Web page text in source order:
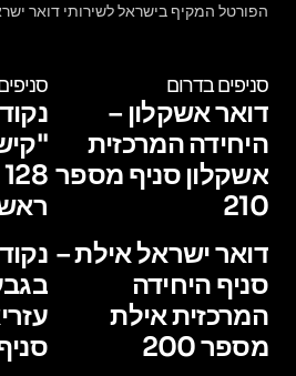
הפורטל המקיף בישראל לשירותי דואר
סניפים בדרום
דואר אשקלון –
היחידה המרכזית
אשקלון סניף מספר
210
דואר ישראל אילת –
סניף היחידה
המרכזית אילת
מספר 200
סניף